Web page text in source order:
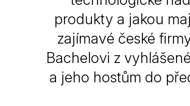
produkty a jakou
zajímavé české
Bachelovi z
a jeho hostům do